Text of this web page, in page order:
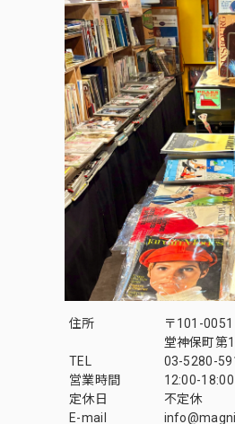
住所
〒101-
堂神保町第
TEL
03-5280-
営業時間
12:00-18:00
定休日
不定休
E-mail